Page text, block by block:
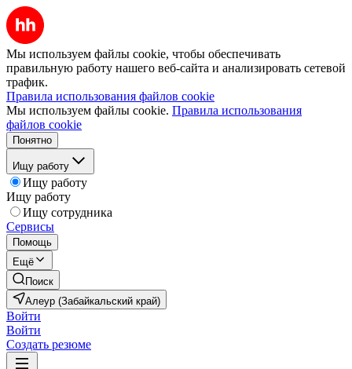
Мы используем файлы cookie, чтобы обеспечивать
правильную работу нашего веб-сайта и анализировать сетевой
трафик.
Правила использования файлов cookie
Мы используем файлы cookie. Правила использования
файлов cookie
Понятно
Ищу работу
Ищу работу
Ищу работу
Ищу сотрудника
Сервисы
Помощь
Ещё
Поиск
Алеур (Забайкальский край)
Войти
Войти
Создать резюме